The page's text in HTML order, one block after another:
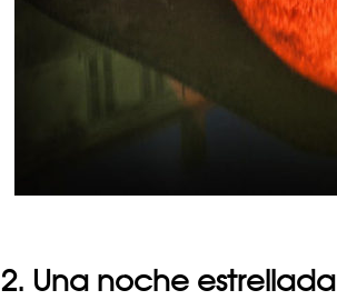
2. Una noche estrellada